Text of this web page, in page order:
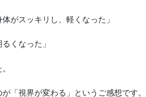
体がスッキリし、軽くなった」
くなった」
「視界が変わる」というご感想です。